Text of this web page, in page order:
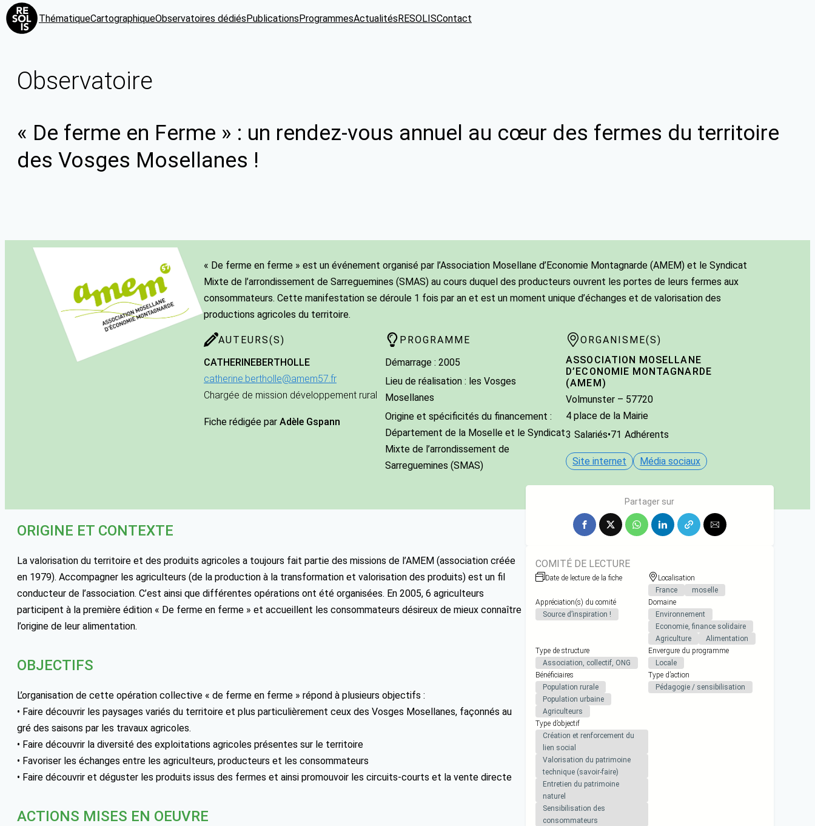
ThématiqueCartographiqueObservatoires dédiésPublicationsProgrammesActualitésRESOLISContact
Observatoire
« De ferme en Ferme » : un rendez-vous annuel au cœur des fermes du territoire
des Vosges Mosellanes !
« De ferme en ferme » est un événement organisé par l’Association Mosellane d’Economie Montagnarde (AMEM) et le Syndicat
Mixte de l’arrondissement de Sarreguemines (SMAS) au cours duquel des producteurs ouvrent les portes de leurs fermes aux
consommateurs. Cette manifestation se déroule 1 fois par an et est un moment unique d’échanges et de valorisation des
productions agricoles du territoire.
AUTEURS(S)
CATHERINEBERTHOLLE
catherine.bertholle@amem57.fr
Chargée de mission développement rural
Fiche rédigée par Adèle Gspann
PROGRAMME
Démarrage : 2005
Lieu de réalisation : les Vosges
Mosellanes
Origine et spécificités du financement :
Département de la Moselle et le Syndicat
Mixte de l’arrondissement de
Sarreguemines (SMAS)
ORGANISME(S)
ASSOCIATION MOSELLANE
D’ECONOMIE MONTAGNARDE
(AMEM)
Volmunster – 57720
4 place de la Mairie
3 Salariés•71 Adhérents
Site internet Média sociaux
ORIGINE ET CONTEXTE
La valorisation du territoire et des produits agricoles a toujours fait partie des missions de l’AMEM (association créée
en 1979). Accompagner les agriculteurs (de la production à la transformation et valorisation des produits) est un fil
conducteur de l’association. C’est ainsi que différentes opérations ont été organisées. En 2005, 6 agriculteurs
participent à la première édition « De ferme en ferme » et accueillent les consommateurs désireux de mieux connaître
l’origine de leur alimentation.
OBJECTIFS
L’organisation de cette opération collective « de ferme en ferme » répond à plusieurs objectifs :
• Faire découvrir les paysages variés du territoire et plus particulièrement ceux des Vosges Mosellanes, façonnés au
gré des saisons par les travaux agricoles.
• Faire découvrir la diversité des exploitations agricoles présentes sur le territoire
• Favoriser les échanges entre les agriculteurs, producteurs et les consommateurs
• Faire découvrir et déguster les produits issus des fermes et ainsi promouvoir les circuits-courts et la vente directe
ACTIONS MISES EN OEUVRE
Partager sur
COMITÉ DE LECTURE
Date de lecture de la fiche
Localisation
France
moselle
Appréciation(s) du comité
Source d’inspiration !
Domaine
Environnement
Economie, finance solidaire
Agriculture
Alimentation
Type de structure
Association, collectif, ONG
Envergure du programme
Locale
Bénéficiaires
Population rurale
Population urbaine
Agriculteurs
Type d’action
Pédagogie / sensibilisation
Type d’objectif
Création et renforcement du
lien social
Valorisation du patrimoine
technique (savoir-faire)
Entretien du patrimoine
naturel
Sensibilisation des
consommateurs